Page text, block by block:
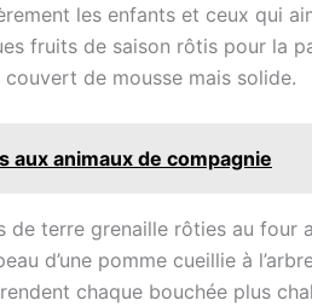
les enfants et ceux qui
fruits de saison rôtis pour la
de mousse mais solide.
aux animaux de compagnie
terre grenaille rôties au
d’une pomme cueillie à
chaque bouchée plus